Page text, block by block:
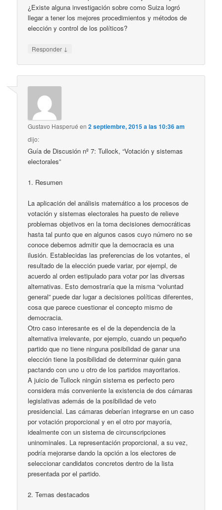
¿Existe alguna investigación sobre como Suiza logró
llegar a tener los mejores procedimientos y métodos de
elección y control de los políticos?
Responder ↓
Gustavo Hasperué en2 septiembre, 2015 a las 10:36 am
dijo:
Guía de Discusión nº 7: Tullock, “Votación y sistemas
electorales”
1. Resumen
La aplicación del análisis matemático a los procesos de
votación y sistemas electorales ha puesto de relieve
problemas objetivos en la toma decisiones democráticas
hasta tal punto que en algunos casos cuyo número no se
conoce debemos admitir que la democracia es una
ilusión. Establecidas las preferencias de los votantes, el
resultado de la elección puede variar, por ejempl, de
acuerdo al orden estipulado para votar por las diversas
alternativas. Esto demostraría que la misma “voluntad
general” puede dar lugar a decisiones políticas diferentes,
cosa que parece cuestionar el concepto mismo de
democracia.
Otro caso interesante es el de la dependencia de la
alternativa irrelevante, por ejemplo, cuando un pequeño
partido que no tiene ninguna posibilidad de ganar una
elección tiene la posibilidad de determinar quién gana
pactando con uno u otro de los partidos mayoritarios.
A juicio de Tullock ningún sistema es perfecto pero
considera más conveniente la existencia de dos cámaras
legislativas además de la posibilidad de veto
presidencial. Las cámaras deberían integrarse en un caso
por votación proporcional y en el otro por mayoría,
idealmente con un sistema de circunscripciones
uninominales. La representación proporcional, a su vez,
podría mejorarse dando la opción a los electores de
seleccionar candidatos concretos dentro de la lista
presentada por el partido.
2. Temas destacados